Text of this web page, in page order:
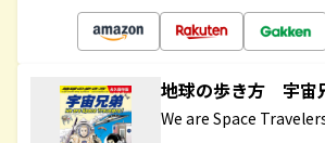
地球の歩き方 宇宙
We are Space